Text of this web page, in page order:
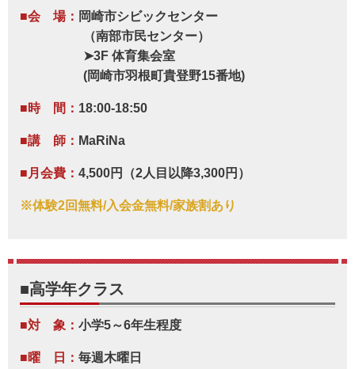
■会 場： 岡崎市シビックセンター
（南部市民センター）
➤3F 体育集会室
(岡崎市羽根町貴登野15番地)
■時 間： 18:00-18:50
■講 師： MaRiNa
■月会費： 4,500円（2人目以降3,300円）
※体験2回無料/入会金無料/家族割あり
■高学年クラス
■対 象： 小学5～6年生程度
■曜 日： 毎週木曜日